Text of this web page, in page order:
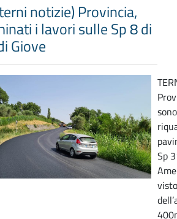
notizie) Provincia,
i lavori sulle Sp 8 di
Giove
Sp